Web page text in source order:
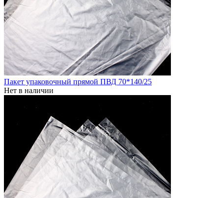
Пакет упаковочный прямой ПВД 70*140/25
Нет в наличии